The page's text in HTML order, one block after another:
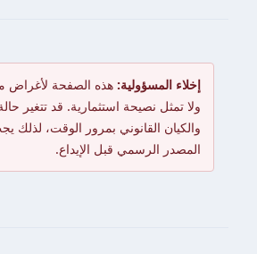
إخلاء المسؤولية: هذه الصفحة لأغراض
ولا تمثل نصيحة استثمارية. قد تتغير
والكيان القانوني بمرور الوقت، لذلك
المصدر الرسمي قبل الإيداع.